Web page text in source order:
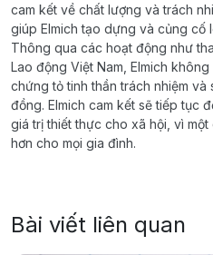
cam kết về chất lượng và trách
giúp Elmich tạo dựng và củng cố
Thông qua các hoạt động như
Lao động Việt Nam, Elmich
chứng tỏ tinh thần trách nhiệm
đồng. Elmich cam kết sẽ tiếp tục
giá trị thiết thực cho xã hội, vì
hơn cho mọi gia đình.
Bài viết liên quan